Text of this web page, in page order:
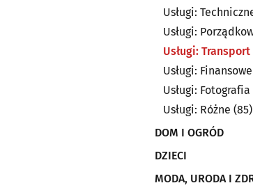
Usługi:
Usługi:
Usługi:
Usługi:
Usługi:
Usługi: Różne (85)
DOM I OGRÓD
DZIECI
MODA, URODA I